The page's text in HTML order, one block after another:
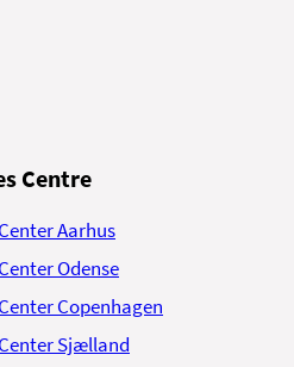
Centre
Aarhus
Odense
Copenhagen
Sjælland